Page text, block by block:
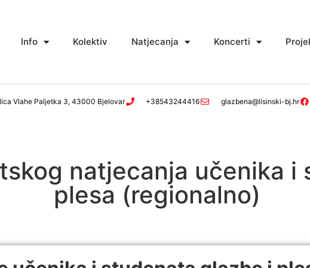
Info Kolektiv Natjecanja Koncerti
Vlahe Paljetka 3, 43000 Bjelovar +38543244416 glazbena@lisinski-bj.hr
natjecanja učenika i
plesa (regionalno)